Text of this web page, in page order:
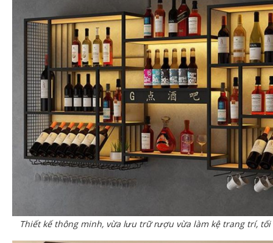
Thiết kế thông minh, vừa lưu trữ rượu vừa làm kệ trang trí,